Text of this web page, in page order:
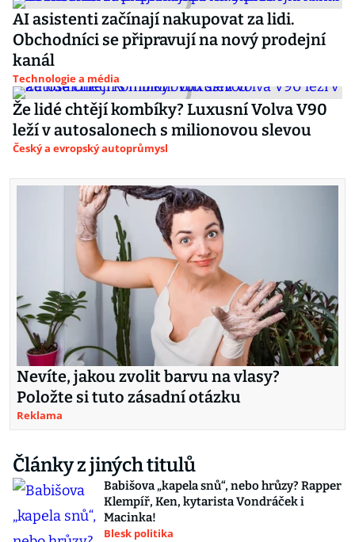
AI asistenti začínají nakupovat za lidi.
Obchodníci se připravují na nový prodejní
kanál
Technologie a média
Že lidé chtějí kombíky? Luxusní Volva V90
leží v autosalonech s milionovou slevou
Český a evropský autoprůmysl
Nevíte, jakou zvolit barvu na vlasy?
Položte si tuto zásadní otázku
Reklama
Články z jiných titulů
Babišova „kapela snů“, nebo hrůzy? Rapper
Klempíř, Ken, kytarista Vondráček i
Macinka!
Blesk politika